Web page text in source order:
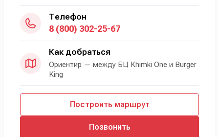
Телефон
8 (800) 302-25-67
Как добраться
Ориентир — между БЦ Khimki One и Burger
King
Построить маршрут
Позвонить